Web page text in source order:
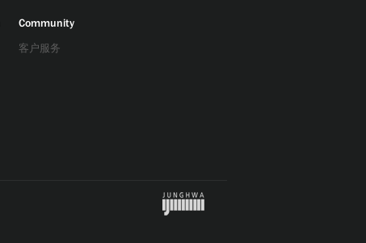
Community
客户服务